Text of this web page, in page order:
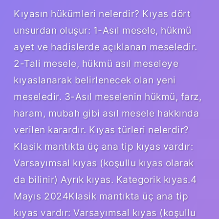
Kıyasın hükümleri nelerdir? Kıyas dört
unsurdan oluşur: 1-Asıl mesele, hükmü
ayet ve hadislerde açıklanan meseledir.
2-Tali mesele, hükmü asıl meseleye
kıyaslanarak belirlenecek olan yeni
meseledir. 3-Asıl meselenin hükmü, farz,
haram, mubah gibi asıl mesele hakkında
verilen karardır. Kıyas türleri nelerdir?
Klasik mantıkta üç ana tip kıyas vardır:
Varsayımsal kıyas (koşullu kıyas olarak
da bilinir) Ayrık kıyas. Kategorik kıyas.4
Mayıs 2024Klasik mantıkta üç ana tip
kıyas vardır: Varsayımsal kıyas (koşullu